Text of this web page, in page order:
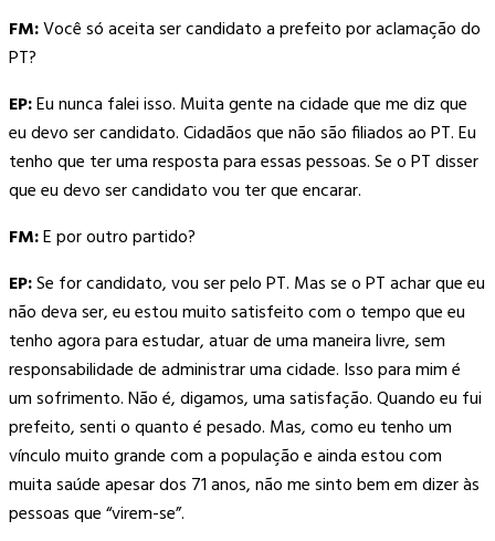
FM:Você só aceita ser candidato a prefeito por aclamação do
PT?
EP:Eu nunca falei isso. Muita gente na cidade que me diz que
eu devo ser candidato. Cidadãos que não são filiados ao PT. Eu
tenho que ter uma resposta para essas pessoas. Se o PT disser
que eu devo ser candidato vou ter que encarar.
FM:E por outro partido?
EP:Se for candidato, vou ser pelo PT. Mas se o PT achar que eu
não deva ser, eu estou muito satisfeito com o tempo que eu
tenho agora para estudar, atuar de uma maneira livre, sem
responsabilidade de administrar uma cidade. Isso para mim é
um sofrimento. Não é, digamos, uma satisfação. Quando eu fui
prefeito, senti o quanto é pesado. Mas, como eu tenho um
vínculo muito grande com a população e ainda estou com
muita saúde apesar dos 71 anos, não me sinto bem em dizer às
pessoas que “virem-se”.